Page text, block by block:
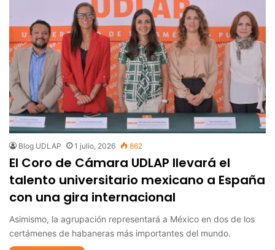
Blog UDLAP 1 julio, 2026 862
El Coro de Cámara UDLAP llevará el
talento universitario mexicano a España
con una gira internacional
Asimismo, la agrupación representará a México en dos de los
certámenes de habaneras más importantes del mundo.